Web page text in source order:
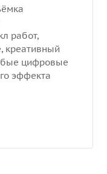
работ,
креативный
цифровые
эффекта